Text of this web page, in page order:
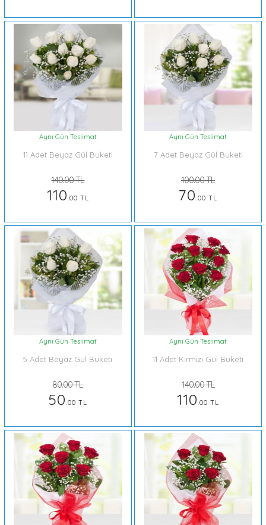
Aynı Gün Teslimat
11 Adet Beyaz Gül Buketi
140.00 TL
110.00 TL
Aynı Gün Teslimat
7 Adet Beyaz Gül Buketi
100.00 TL
70.00 TL
Aynı Gün Teslimat
5 Adet Beyaz Gül Buketi
80.00 TL
50.00 TL
Aynı Gün Teslimat
11 Adet Kırmızı Gül Buketi
140.00 TL
110.00 TL